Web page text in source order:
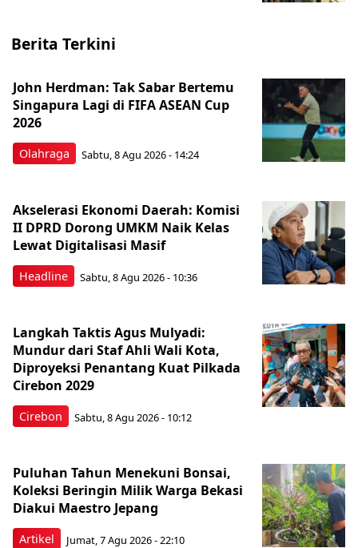
Berita Terkini
Olahraga
John Herdman: Tak Sabar Bertemu
Singapura Lagi di FIFA ASEAN Cup
2026
Sabtu, 8 Agu 2026 - 14:24
Headline
Akselerasi Ekonomi Daerah: Komisi
II DPRD Dorong UMKM Naik Kelas
Lewat Digitalisasi Masif
Sabtu, 8 Agu 2026 - 10:36
Cirebon
Langkah Taktis Agus Mulyadi:
Mundur dari Staf Ahli Wali Kota,
Diproyeksi Penantang Kuat Pilkada
Cirebon 2029
Sabtu, 8 Agu 2026 - 10:12
Artikel
Puluhan Tahun Menekuni Bonsai,
Koleksi Beringin Milik Warga Bekasi
Diakui Maestro Jepang
Jumat, 7 Agu 2026 - 22:10